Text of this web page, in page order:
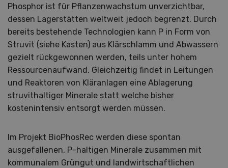
Phosphor ist für Pflanzenwachstum unverzichtbar,
dessen Lagerstätten weltweit jedoch begrenzt. Durch
bereits bestehende Technologien kann P in Form von
Struvit (siehe Kasten) aus Klärschlamm und Abwassern
gezielt rückgewonnen werden, teils unter hohem
Ressourcenaufwand. Gleichzeitig findet in Leitungen
und Reaktoren von Kläranlagen eine Ablagerung
struvithaltiger Minerale statt welche bisher
kostenintensiv entsorgt werden müssen.
Im Projekt BioPhosRec werden diese spontan
ausgefallenen, P-haltigen Minerale zusammen mit
kommunalem Grüngut und landwirtschaftlichen